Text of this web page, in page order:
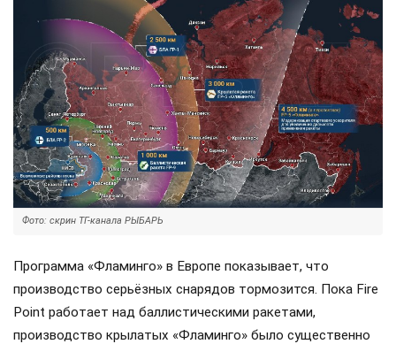
Фото: скрин ТГ-канала РЫБАРЬ
Программа «Фламинго» в Европе показывает, что
производство серьёзных снарядов тормозится. Пока Fire
Point работает над баллистическими ракетами,
производство крылатых «Фламинго» было существенно